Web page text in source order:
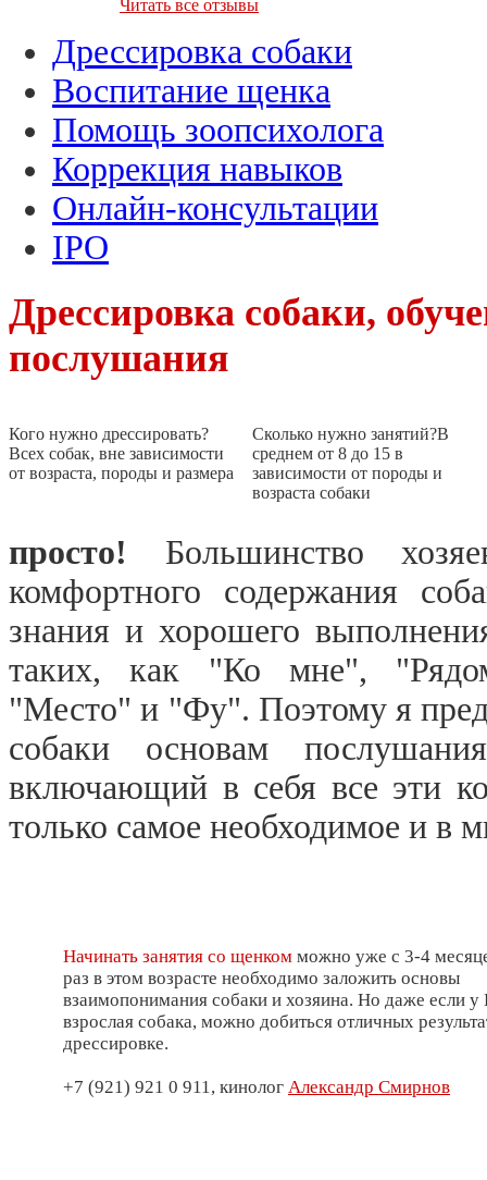
Читать все отзывы
Дрессировка собаки
Воспитание щенка
Помощь зоопсихолога
Коррекция навыков
Онлайн-консультации
IPO
Дрессировка собаки,
послушания
Кого нужно дрессировать?
Всех собак, вне зависимости
от возраста, породы и размера
Сколько нужно занятий?В
среднем от 8 до 15 в
зависимости от породы и
возраста собаки
просто! Большинство
комфортного содержания
знания и хорошего
таких, как "Ко мне",
"Место" и "Фу". Поэтому я
собаки основам
включающий в себя все эти
только самое необходимое и в
Начинать занятия со щенком можно уже с 3-4
раз в этом возрасте необходимо заложить основы
взаимопонимания собаки и хозяина. Но даже если у
взрослая собака, можно добиться отличных
дрессировке.
+7 (921) 921 0 911, кинолог Александр Смирнов